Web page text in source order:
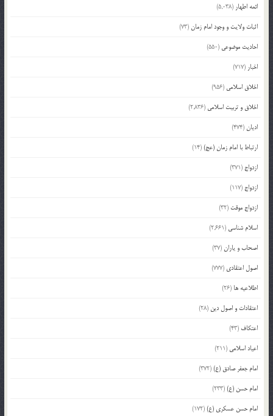
ائمه اطهار (5,038)
اثبات ولایت و وجود امام زمان(73)
احادیث موضوعی (550)
اخبار (717)
اخلاق اسلامی (956)
اخلاق و تربیت اسلامی (2,836)
ادیان(474)
ارتباط با امام زمان (عج)(14)
ازدواج (371)
ازدواج (117)
ازدواج موقت (32)
اسلام شناسی (2,661)
اصحاب و یاران(37)
اصول اعتقادی (777)
اطلاعیه ها (26)
اعتقادات و اصول دین (28)
اعتکاف (43)
اعیاد اسلامی (211)
امام جعفر صادق (ع)(372)
امام حسن (ع)(233)
امام حسن عسکری (ع)(172)